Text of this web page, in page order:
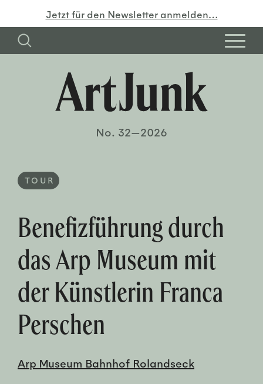
Jetzt für den Newsletter anmelden…
No. 32—2026
TOUR
Benefizführung durch
das Arp Museum mit
der Künstlerin Franca
Perschen
Arp Museum Bahnhof Rolandseck